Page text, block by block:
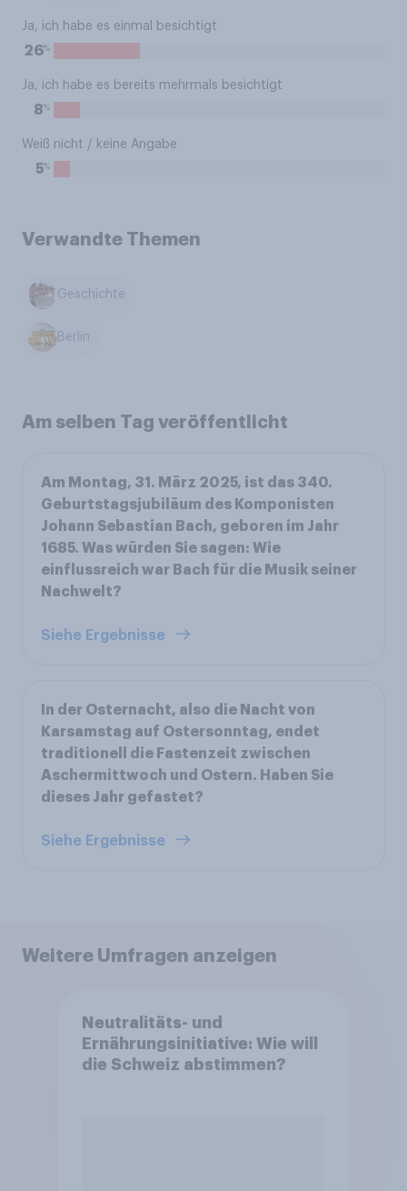
Ja, ich habe es einmal besichtigt
26%
Ja, ich habe es bereits mehrmals besichtigt
8%
Weiß nicht / keine Angabe
5%
Verwandte Themen
Geschichte
Berlin
Am selben Tag veröffentlicht
Am Montag, 31. März 2025, ist das 340.
Geburtstagsjubiläum des Komponisten
Johann Sebastian Bach, geboren im Jahr
1685. Was würden Sie sagen: Wie
einflussreich war Bach für die Musik seiner
Nachwelt?
Siehe Ergebnisse
In der Osternacht, also die Nacht von
Karsamstag auf Ostersonntag, endet
traditionell die Fastenzeit zwischen
Aschermittwoch und Ostern. Haben Sie
dieses Jahr gefastet?
Siehe Ergebnisse
Weitere Umfragen anzeigen
Neutralitäts- und
Ernährungsinitiative: Wie will
die Schweiz abstimmen?